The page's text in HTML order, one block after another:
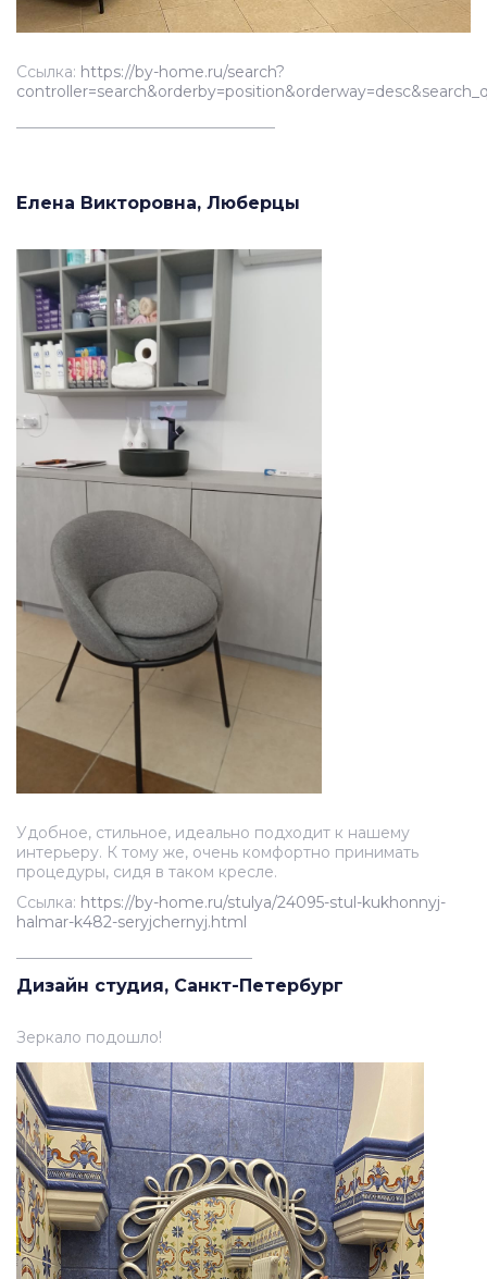
Ссылка: https://by-home.ru/search?
Елена Викторовна, Люберцы
Удобное, стильное, идеально подходит к нашему
интерьеру. К тому же, очень комфортно принимать
процедуры, сидя в таком кресле.
Ссылка: https://by-home.ru/stulya/24095-stul-kukhonnyj-
halmar-k482-seryjchernyj.html
Дизайн студия, Санкт-Петербург
Зеркало подошло!